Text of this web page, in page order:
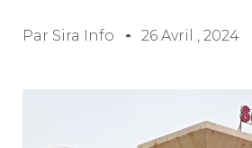
Par Sira Info 26 Avril , 2024